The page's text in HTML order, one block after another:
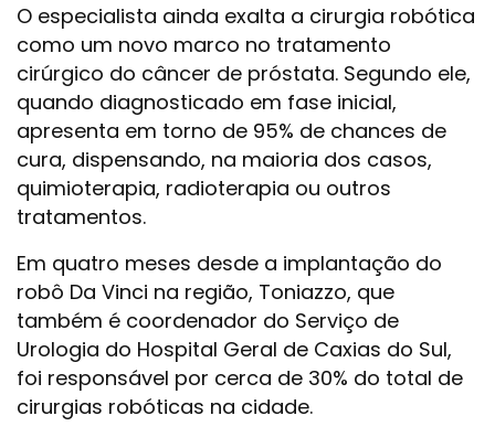
O especialista ainda exalta a cirurgia robótica
como um novo marco no tratamento
cirúrgico do câncer de próstata. Segundo ele,
quando diagnosticado em fase inicial,
apresenta em torno de 95% de chances de
cura, dispensando, na maioria dos casos,
quimioterapia, radioterapia ou outros
tratamentos.
Em quatro meses desde a implantação do
robô Da Vinci na região, Toniazzo, que
também é coordenador do Serviço de
Urologia do Hospital Geral de Caxias do Sul,
foi responsável por cerca de 30% do total de
cirurgias robóticas na cidade.